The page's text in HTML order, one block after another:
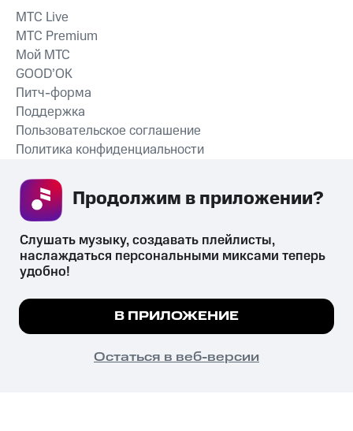
СКАЧАТЬ ПРИЛОЖЕНИЕ
MTС Live
MTС Premium
Мой МТС
GOOD’OK
Питч-форма
Поддержка
Пользовательское соглашение
Политика конфиденциальности
психотропных веществ, их аналогов причиняет вред здоровью,
их незаконный оборот запрещён и влечёт установленную
законодательством ответственность.
© 2026 ООО «КИОН».
Все права защищены
Мы используем куки, чтобы на сайте все
Подробнее
ПОНЯТНО
Слушать музыку, создавать плейлисты,
наслаждаться персональными миксами теперь
удобно!
В ПРИЛОЖЕНИЕ
Остаться в веб-версии